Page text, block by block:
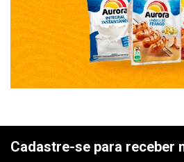
Cadastre-se para receber